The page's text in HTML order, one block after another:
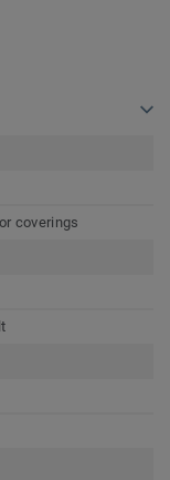
coverings